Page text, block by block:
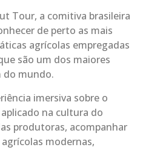
Tour, a comitiva brasileira
de perto as mais
agrícolas empregadas
são um dos maiores
do mundo.
imersiva sobre o
na cultura do
produtoras, acompanhar
modernas,